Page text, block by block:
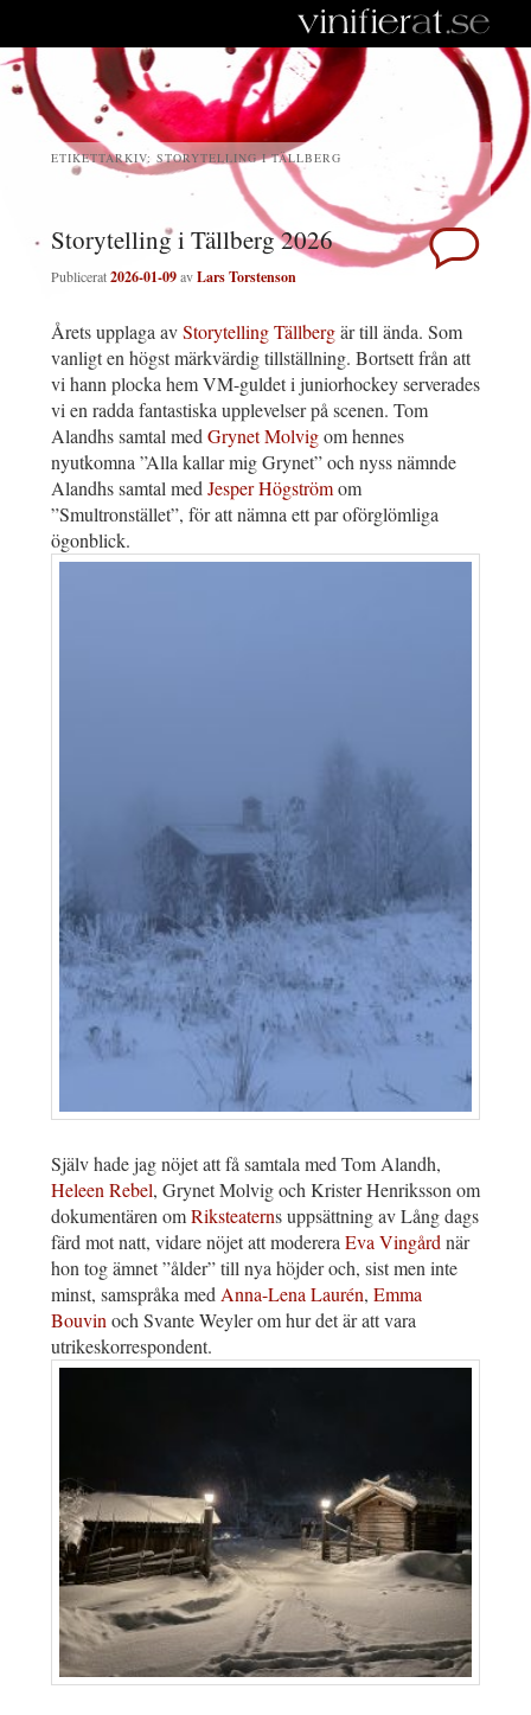
ETIKETTARKIV: STORYTELLING I TÄLLBERG
Storytelling i Tällberg 2026
Publicerat2026-01-09avLars Torstenson
Årets upplaga avStorytelling Tällbergär till ända. Som
vanligt en högst märkvärdig tillställning. Bortsett från att
vi hann plocka hem VM-guldet i juniorhockey serverades
vi en radda fantastiska upplevelser på scenen. Tom
Alandhs samtal medGrynet Molvigom hennes
nyutkomna ”Alla kallar mig Grynet” och nyss nämnde
Alandhs samtal medJesper Högströmom
”Smultronstället”, för att nämna ett par oförglömliga
ögonblick.
Själv hade jag nöjet att få samtala med Tom Alandh,
Heleen Rebel, Grynet Molvig och Krister Henriksson om
dokumentären omRiksteaterns uppsättning av Lång dags
färd mot natt, vidare nöjet att modereraEva Vingårdnär
hon tog ämnet ”ålder” till nya höjder och, sist men inte
minst, samspråka medAnna-Lena Laurén, Emma
Bouvinoch Svante Weyler om hur det är att vara
utrikeskorrespondent.